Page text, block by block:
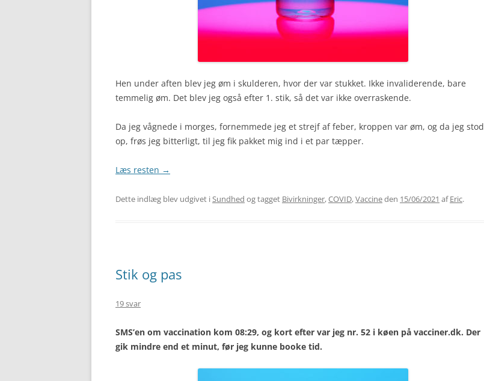
Hen under aften blev jeg øm i skulderen, hvor der var stukket. Ikke invaliderende, bare
temmelig øm. Det blev jeg også efter 1. stik, så det var ikke overraskende.
Da jeg vågnede i morges, fornemmede jeg et strejf af feber, kroppen var øm, og da jeg stod
op, frøs jeg bitterligt, til jeg fik pakket mig ind i et par tæpper.
Læs resten →
Dette indlæg blev udgivet iSundhed og tagget Bivirkninger,COVID,Vaccineden 15/06/2021 afEric.
Stik og pas
19 svar
SMS’en om vaccination kom 08:29, og kort efter var jeg nr. 52 i køen på vacciner.dk. Der
gik mindre end et minut, før jeg kunne booke tid.